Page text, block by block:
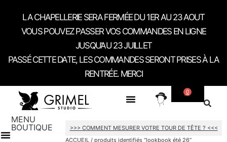
LA CHAPELLERIE SERA FERMÉE DU 1ER AU 23 AOUT
VOUS POUVEZ PASSER VOS COMMANDES EN LIGNE
JUSQU’AU 23 JUILLET
PASSÉ CETTE DATE, LES COMMANDES SERONT PRISES À LA
RENTRÉE. MERCI
0
MENU
BOUTIQUE
>>> COMMENT MESURER VOTRE TOUR DE TÊTE ? <<<
ACCUEIL / produits identifiés “lookbook été 26”